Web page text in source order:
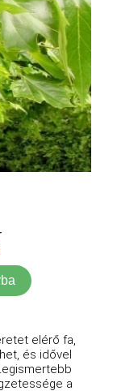
elérő fa,
és idővel
a